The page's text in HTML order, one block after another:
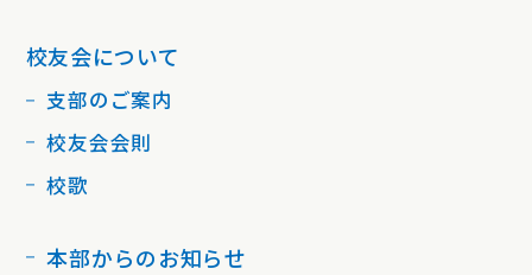
校友会について
支部のご案内
校友会会則
校歌
本部からのお知らせ